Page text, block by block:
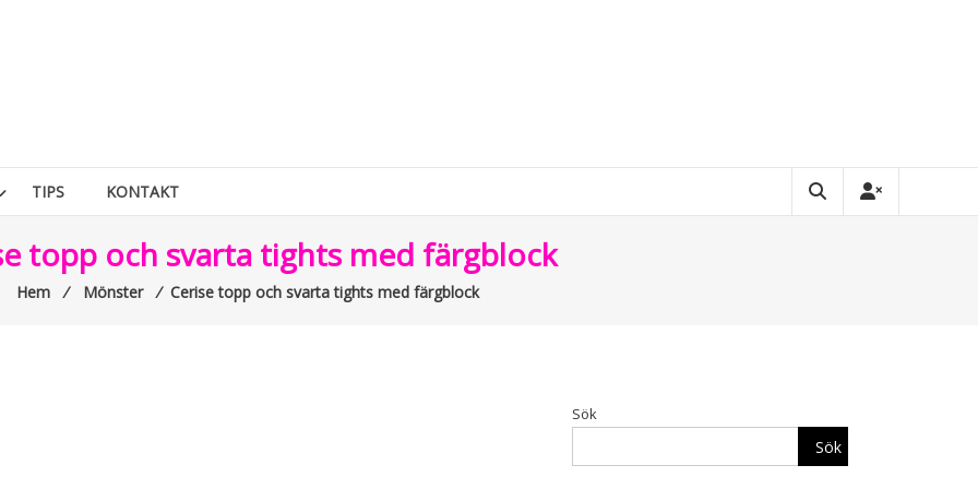
TIPS KONTAKT
topp och svarta tights med färgblock
Hem ⁄ Mönster ⁄ Cerise topp och svarta tights med färgblock
Sök
Sök